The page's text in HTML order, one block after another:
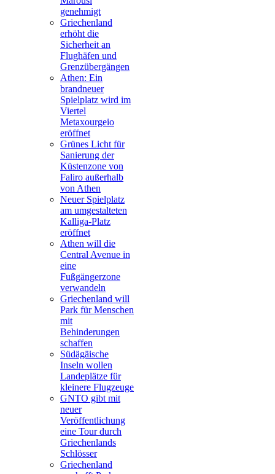
genehmigt
Griechenland
erhöht die
Sicherheit an
Flughäfen und
Grenzübergängen
Athen: Ein
brandneuer
Spielplatz wird im
Viertel
Metaxourgeio
eröffnet
Grünes Licht für
Sanierung der
Küstenzone von
Faliro außerhalb
von Athen
Neuer Spielplatz
am umgestalteten
Kalliga-Platz
eröffnet
Athen will die
Central Avenue in
eine
Fußgängerzone
verwandeln
Griechenland will
Park für Menschen
mit
Behinderungen
schaffen
Südägäische
Inseln wollen
Landeplätze für
kleinere Flugzeuge
GNTO gibt mit
neuer
Veröffentlichung
eine Tour durch
Griechenlands
Schlösser
Griechenland